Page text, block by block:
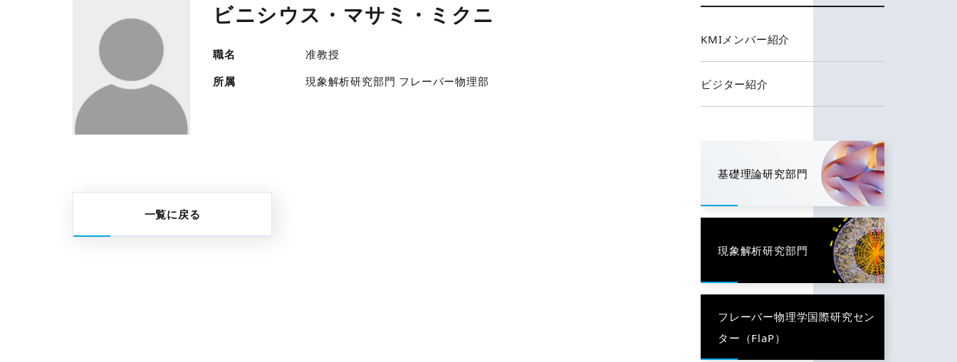
ビニシウス・マサミ・ミクニ
職名
准教授
所属
現象解析研究部門 フレーバー物理部
一覧に戻る
KMIメンバー紹介
ビジター紹介
基礎理論研究部門
現象解析研究部門
フレーバー物理学国際研究セン
ター（FlaP）